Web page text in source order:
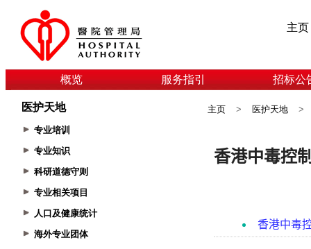
主页
概览 服务指引 招标公
医护天地
专业培训
专业知识
科研道德守则
专业相关项目
人口及健康统计
海外专业团体
主页 > 医护天地 >